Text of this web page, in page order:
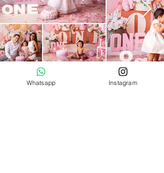
Richiedi un preventivo
Whatsapp Instagram